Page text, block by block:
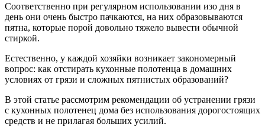
Соответственно при регулярном использовании изо дня в
день они очень быстро пачкаются, на них образовываются
пятна, которые порой довольно тяжело вывести обычной
стиркой.
Естественно, у каждой хозяйки возникает закономерный
вопрос: как отстирать кухонные полотенца в домашних
условиях от грязи и сложных пятнистых образований?
В этой статье рассмотрим рекомендации об устранении грязи
с кухонных полотенец дома без использования дорогостоящих
средств и не прилагая больших усилий.